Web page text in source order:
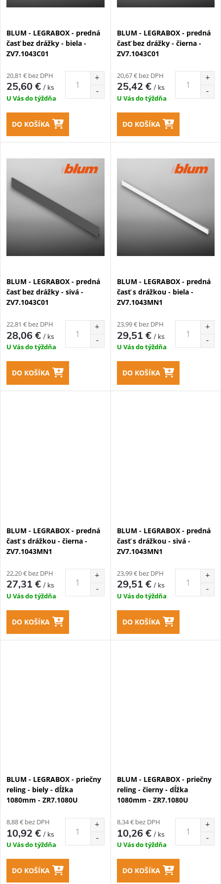
e
p
o
d
u
k
t
o
v
p
r
o
d
u
k
t
o
v
BLUM - LEGRABOX - predná
časť bez drážky - biela -
ZV7.1043C01
20,81 € bez DPH
25,60 €/ ks
U Vás do týždňa
DO KOŠÍKA
BLUM - LEGRABOX - predná
časť bez drážky - čierna -
ZV7.1043C01
20,67 € bez DPH
25,42 €/ ks
U Vás do týždňa
DO KOŠÍKA
BLUM - LEGRABOX - predná
časť bez drážky - sivá -
ZV7.1043C01
22,81 € bez DPH
28,06 €/ ks
U Vás do týždňa
DO KOŠÍKA
BLUM - LEGRABOX - predná
časť s drážkou - biela -
ZV7.1043MN1
23,99 € bez DPH
29,51 €/ ks
U Vás do týždňa
DO KOŠÍKA
BLUM - LEGRABOX - predná
časť s drážkou - čierna -
ZV7.1043MN1
22,20 € bez DPH
27,31 €/ ks
U Vás do týždňa
DO KOŠÍKA
BLUM - LEGRABOX - predná
časť s drážkou - sivá -
ZV7.1043MN1
23,99 € bez DPH
29,51 €/ ks
U Vás do týždňa
DO KOŠÍKA
BLUM - LEGRABOX - priečny
reling - biely - dĺžka
1080mm - ZR7.1080U
8,88 € bez DPH
10,92 €/ ks
U Vás do týždňa
DO KOŠÍKA
BLUM - LEGRABOX - priečny
reling - čierny - dĺžka
1080mm - ZR7.1080U
8,34 € bez DPH
10,26 €/ ks
U Vás do týždňa
DO KOŠÍKA